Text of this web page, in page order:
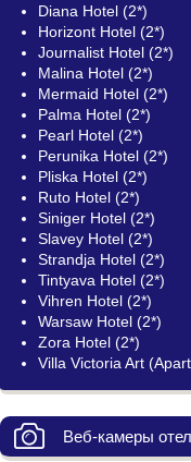
Diana Hotel (2*)
Horizont Hotel (2*)
Journalist Hotel (2*)
Malina Hotel (2*)
Mermaid Hotel (2*)
Palma Hotel (2*)
Pearl Hotel (2*)
Perunika Hotel (2*)
Pliska Hotel (2*)
Ruto Hotel (2*)
Siniger Hotel (2*)
Slavey Hotel (2*)
Strandja Hotel (2*)
Tintyava Hotel (2*)
Vihren Hotel (2*)
Warsaw Hotel (2*)
Zora Hotel (2*)
Villa Victoria Art
Веб-камеры